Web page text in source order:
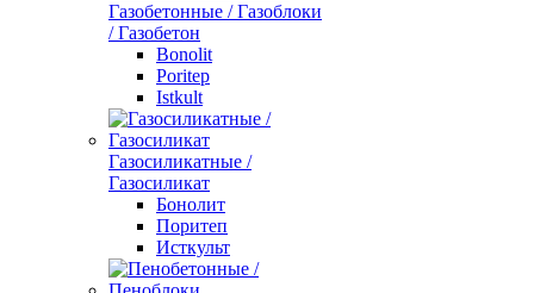
Газобетонные / Газоблоки
/ Газобетон
Bonolit
Poritep
Istkult
Газосиликатные /
Газосиликат
Бонолит
Поритеп
Исткульт